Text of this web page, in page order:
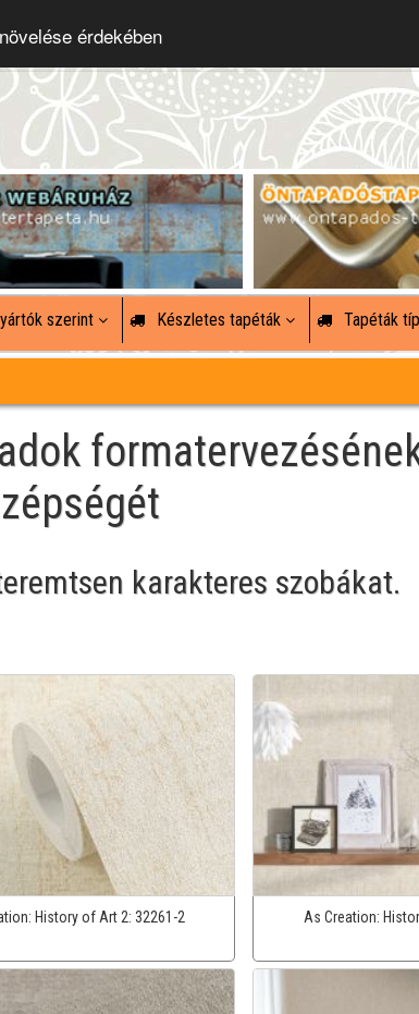
érdekében
szerint Készletes tapéták Tapéták
karakteres szobákat.
History of Art 2: 32261-2 As Creation: